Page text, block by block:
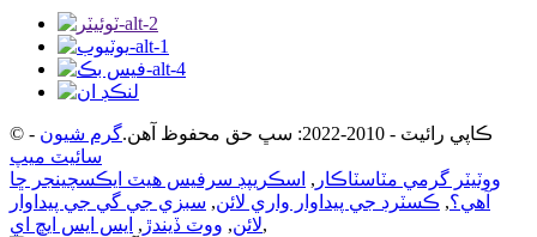
© ڪاپي رائيٽ - 2010-2022: سڀ حق محفوظ آهن. گرم شيون -
سائيٽ ميپ
ووٽيٽر گرمي مٽاسٽاڪار , اسڪريپڊ سرفيس هيٽ ايڪسچينجر ڇا
آهي؟, ڪسٽرڊ جي پيداوار واري لائن, سبزي جي گي جي پيداوار
لائن, ووٽ ڏيندڙ , ايس ايس ايڇ اي ,